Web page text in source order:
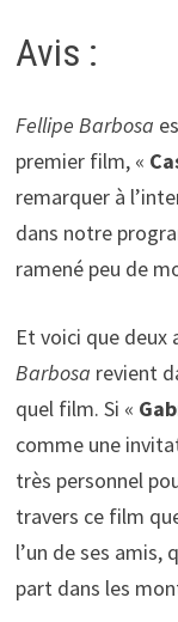
Avis :
Fellipe Barbosa
premier film, «
remarquer à
dans notre
ramené peu de
Et voici que deux
Barbosa revient
quel film. Si «
comme une
très personnel
travers ce film
l’un de ses amis,
part dans les